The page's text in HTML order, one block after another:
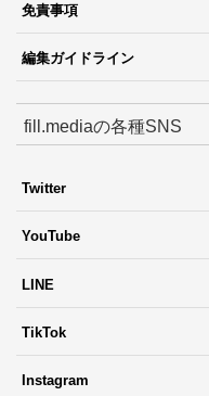
免責事項
編集ガイドライン
fill.mediaの各種SNS
Twitter
YouTube
LINE
TikTok
Instagram